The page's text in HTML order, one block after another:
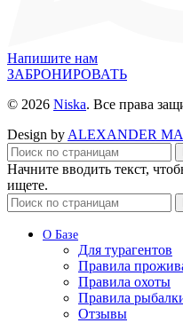
Напишите нам
ЗАБРОНИРОВАТЬ
© 2026 Niska. Все права
Design byALEXANDER
Начните вводить текст,
ищете.
О Базе
Для турагентов
Правила
Правила охоты
Правила
Отзывы